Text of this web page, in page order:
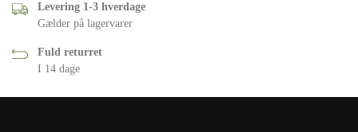
Levering 1-3 hverdage
Gælder på lagervarer
Fuld returret
I 14 dage